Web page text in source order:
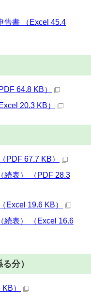
告書 （Excel 45.4
64.8 KB）
20.3 KB）
PDF 67.7 KB）
続表） （PDF 28.3
Excel 19.6 KB）
続表） （Excel 16.6
分）
）